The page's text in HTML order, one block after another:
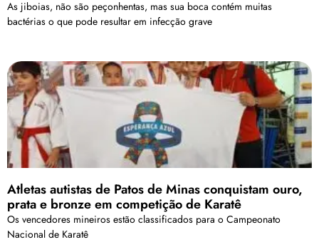
As jiboias, não são peçonhentas, mas sua boca contém muitas
bactérias o que pode resultar em infecção grave
Atletas autistas de Patos de Minas conquistam ouro,
prata e bronze em competição de Karatê
Os vencedores mineiros estão classificados para o Campeonato
Nacional de Karatê